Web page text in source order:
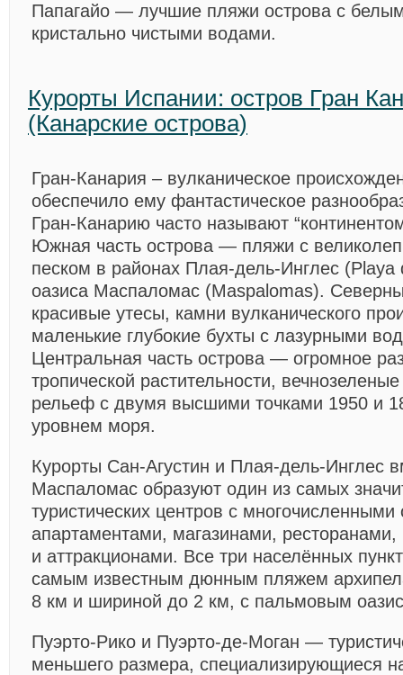
Папагайо — лучшие пляжи острова с
кристально чистыми водами.
Курорты Испании: остров Гран
(Канарские острова)
Гран-Канария – вулканическое
обеспечило ему фантастическое
Гран-Канарию часто называют
Южная часть острова — пляжи с
песком в районах Плая-дель-Инглес
оазиса Маспаломас (Maspalomas).
красивые утесы, камни вулканического
маленькие глубокие бухты с лазурными
Центральная часть острова — огромное
тропической растительности,
рельеф с двумя высшими точками 1950 и
уровнем моря.
Курорты Сан-Агустин и Плая-дель-Инглес
Маспаломас образуют один из самых
туристических центров с
апартаментами, магазинами,
и аттракционами. Все три населённых
самым известным дюнным пляжем
8 км и шириной до 2 км, с пальмовым
Пуэрто-Рико и Пуэрто-де-Моган —
меньшего размера, специализирующиеся